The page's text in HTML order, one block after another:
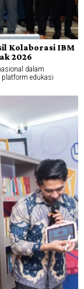
Kolaborasi IBM
2026
dalam
edukasi